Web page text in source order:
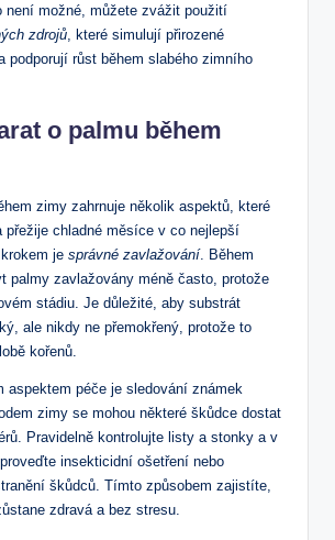
není možné, můžete zvážit⁢ použití
zdrojů , ⁢které simulují přirozené
podporují růst‌ během slabého ⁣zimního
o palmu během
zimy‌ zahrnuje několik aspektů, které
přežije⁢ chladné měsíce v co nejlepší
je správné zavlažování. Během
palmy⁢ zavlažovány ⁢méně často, protože
stádiu.‌ Je důležité, ⁣aby substrát
ale nikdy ne ​přemokřený, protože‌ to
kořenů.
aspektem péče je‌ sledování⁣ známek
zimy se mohou některé škůdce dostat‌
Pravidelně kontrolujte listy‌ a stonky ‌a v
insekticidní ošetření nebo
‌škůdců. Tímto způsobem‌ zajistíte,‌
zdravá ⁤a bez stresu.